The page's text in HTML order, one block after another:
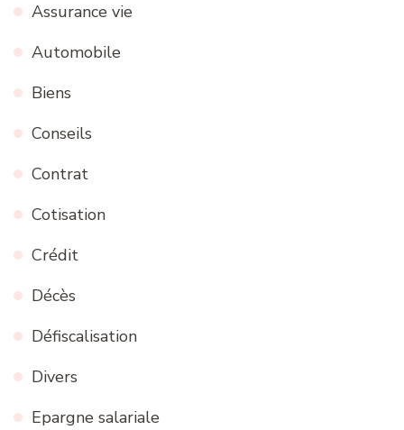
Assurance vie
Automobile
Biens
Conseils
Contrat
Cotisation
Crédit
Décès
Défiscalisation
Divers
Epargne salariale